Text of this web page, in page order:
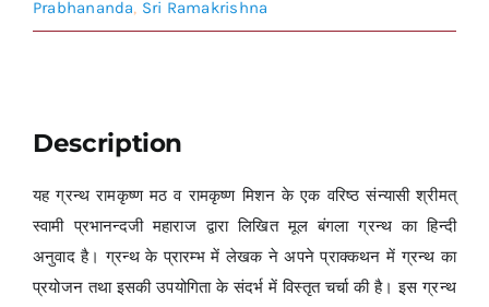
Prabhananda, Sri Ramakrishna
Description
यह ग्रन्थ रामकृष्ण मठ व रामकृष्ण मिशन के एक वरिष्ठ संन्यासी श्रीमत्
स्वामी प्रभानन्दजी महाराज द्वारा लिखित मूल बंगला ग्रन्थ का हिन्दी
अनुवाद है। ग्रन्थ के प्रारम्भ में लेखक ने अपने प्राक्कथन में ग्रन्थ का
प्रयोजन तथा इसकी उपयोगिता के संदर्भ में विस्तृत चर्चा की है। इस ग्रन्थ